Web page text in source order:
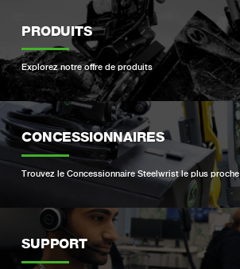
PRODUITS
Explorez notre offre de produits
CONCESSIONNAIRES
Trouvez le Concessionnaire Steelwrist le plus proche
SUPPORT